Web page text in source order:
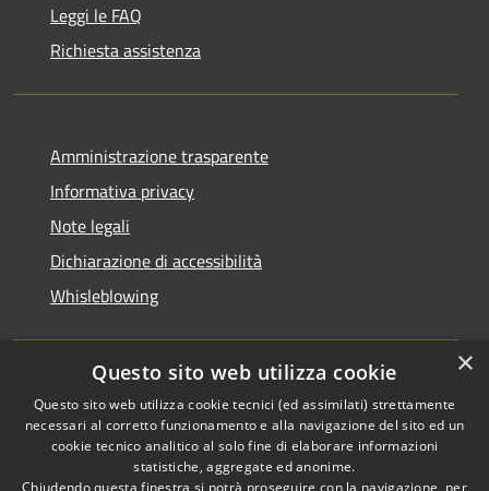
Leggi le FAQ
Richiesta assistenza
Amministrazione trasparente
Informativa privacy
Note legali
Dichiarazione di accessibilità
Whisleblowing
RSS
Accessibilità
Privacy
Cookie
Copyright © 2026 • Comune di
Foggia • Powered by
Municipium
Accesso
redazione
×
Questo sito web utilizza cookie
Questo sito web utilizza cookie tecnici (ed assimilati) strettamente
necessari al corretto funzionamento e alla navigazione del sito ed un
cookie tecnico analitico al solo fine di elaborare informazioni
statistiche, aggregate ed anonime.
Chiudendo questa finestra si potrà proseguire con la navigazione, per